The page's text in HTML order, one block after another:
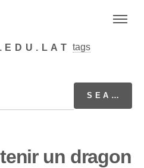
tags
un dragon